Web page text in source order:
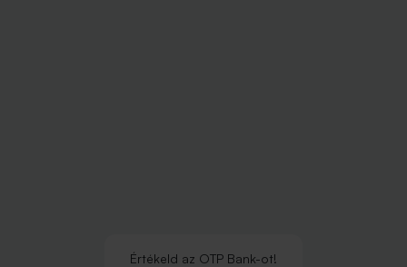
Értékeld az OTP Bank-ot!